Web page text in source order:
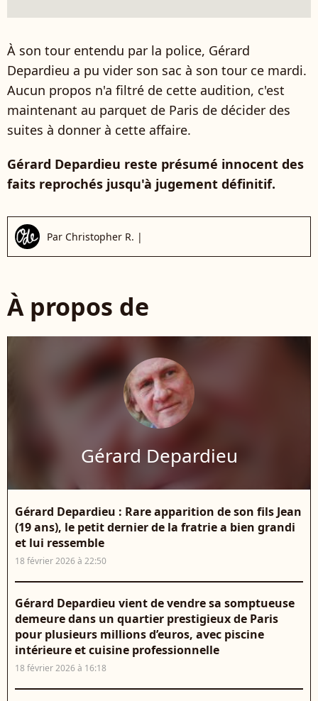
À son tour entendu par la police, Gérard
Depardieu a pu vider son sac à son tour ce mardi.
Aucun propos n'a filtré de cette audition, c'est
maintenant au parquet de Paris de décider des
suites à donner à cette affaire.
Gérard Depardieu reste présumé innocent des
faits reprochés jusqu'à jugement définitif.
Par Christopher R. |
À propos de
Gérard Depardieu
Gérard Depardieu : Rare apparition de son fils Jean
(19 ans), le petit dernier de la fratrie a bien grandi
et lui ressemble
18 février 2026 à 22:50
Gérard Depardieu vient de vendre sa somptueuse
demeure dans un quartier prestigieux de Paris
pour plusieurs millions d’euros, avec piscine
intérieure et cuisine professionnelle
18 février 2026 à 16:18